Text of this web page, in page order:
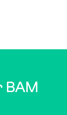
BAM